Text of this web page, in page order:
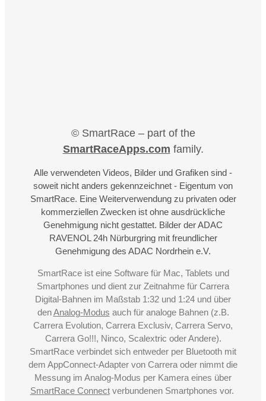
© SmartRace – part of the
SmartRaceApps.com family.
Alle verwendeten Videos, Bilder und Grafiken sind -
soweit nicht anders gekennzeichnet - Eigentum von
SmartRace. Eine Weiterverwendung zu privaten oder
kommerziellen Zwecken ist ohne ausdrückliche
Genehmigung nicht gestattet. Bilder der ADAC
RAVENOL 24h Nürburgring mit freundlicher
Genehmigung des ADAC Nordrhein e.V.
SmartRace ist eine Software für Mac, Tablets und
Smartphones und dient zur Zeitnahme für Carrera
Digital-Bahnen im Maßstab 1:32 und 1:24 und über
denAnalog-Modus auch für analoge Bahnen (z.B.
Carrera Evolution, Carrera Exclusiv, Carrera Servo,
Carrera Go!!!, Ninco, Scalextric oder Andere).
SmartRace verbindet sich entweder per Bluetooth mit
dem AppConnect-Adapter von Carrera oder nimmt die
Messung im Analog-Modus per Kamera eines über
SmartRace Connectverbundenen Smartphones vor.